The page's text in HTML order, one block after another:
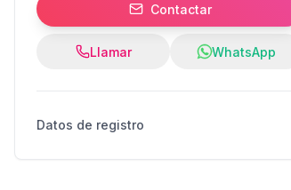
Contactar
Llamar WhatsApp
Datos de registro